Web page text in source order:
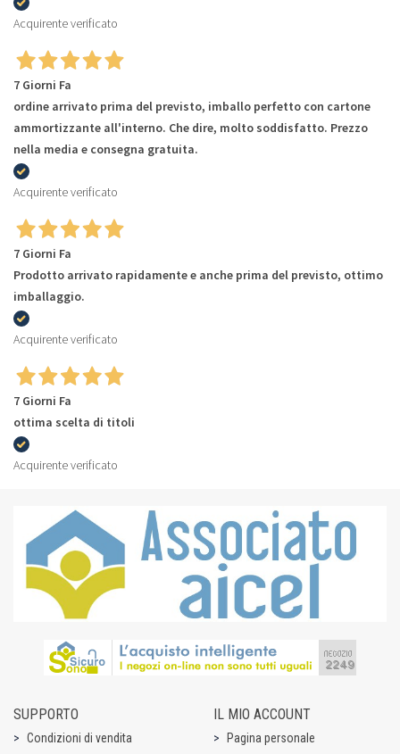
Acquirente verificato
7 Giorni Fa
ordine arrivato prima del previsto, imballo perfetto con cartone
ammortizzante all'interno. Che dire, molto soddisfatto. Prezzo
nella media e consegna gratuita.
Acquirente verificato
7 Giorni Fa
Prodotto arrivato rapidamente e anche prima del previsto, ottimo
imballaggio.
Acquirente verificato
7 Giorni Fa
ottima scelta di titoli
Acquirente verificato
SUPPORTO
Condizioni di vendita
IL MIO ACCOUNT
Pagina personale